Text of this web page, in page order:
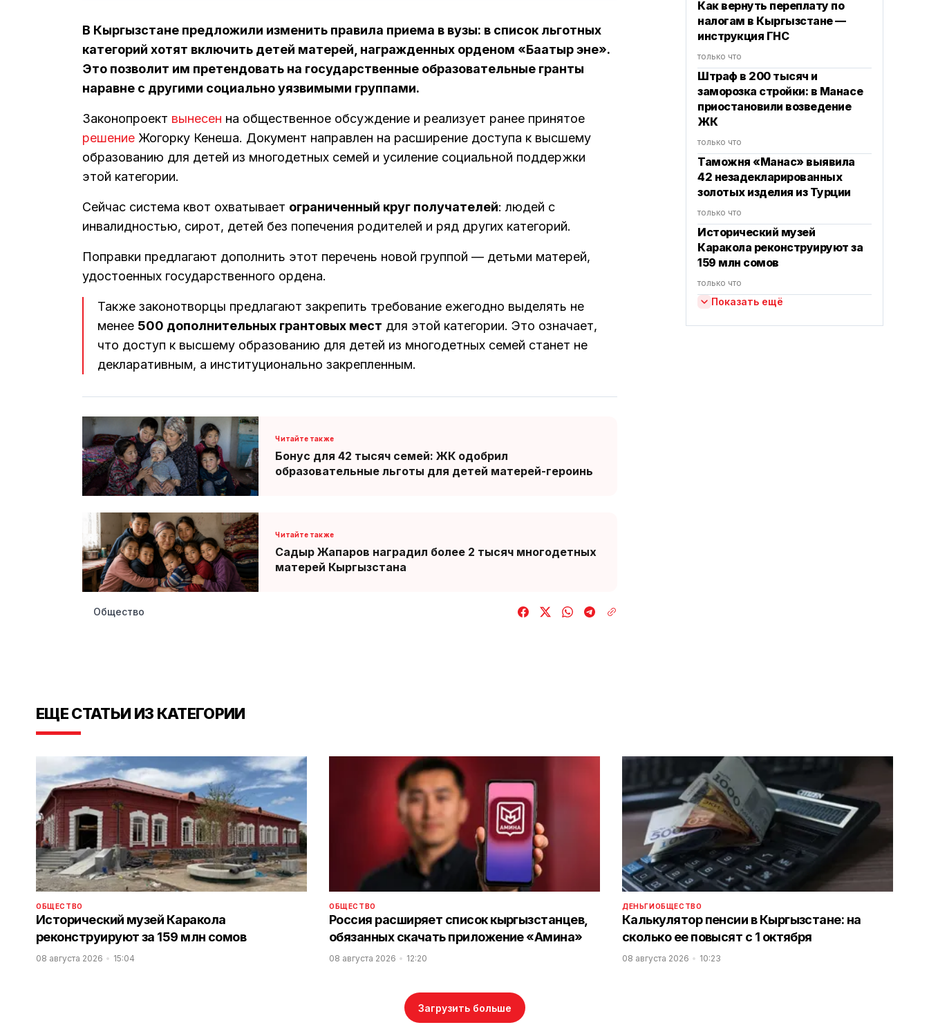
В Кыргызстане предложили изменить правила приема в вузы: в список льготных
категорий хотят включить детей матерей, награжденных орденом «Баатыр эне».
Это позволит им претендовать на государственные образовательные гранты
наравне с другими социально уязвимыми группами.
Законопроект вынесен на общественное обсуждение и реализует ранее принятое
решение Жогорку Кенеша. Документ направлен на расширение доступа к высшему
образованию для детей из многодетных семей и усиление социальной поддержки
этой категории.
Сейчас система квот охватывает ограниченный круг получателей: людей с
инвалидностью, сирот, детей без попечения родителей и ряд других категорий.
Поправки предлагают дополнить этот перечень новой группой — детьми матерей,
удостоенных государственного ордена.
Также законотворцы предлагают закрепить требование ежегодно выделять не
менее 500 дополнительных грантовых мест для этой категории. Это означает,
что доступ к высшему образованию для детей из многодетных семей станет не
декларативным, а институционально закрепленным.
Бонус для 42 тысяч семей: ЖК одобрил
образовательные льготы для детей матерей-героинь
Садыр Жапаров наградил более 2 тысяч многодетных
матерей Кыргызстана
Общество
Как вернуть переплату по
налогам в Кыргызстане —
инструкция ГНС
только что
Штраф в 200 тысяч и
заморозка стройки: в Манасе
приостановили возведение
ЖК
только что
Таможня «Манас» выявила
42 незадекларированных
золотых изделия из Турции
только что
Исторический музей
Каракола реконструируют за
159 млн сомов
только что
Показать ещё
ЕЩЕ СТАТЬИ ИЗ КАТЕГОРИИ
ОБЩЕСТВО
Исторический музей Каракола
реконструируют за 159 млн сомов
08 августа 2026 15:04
ОБЩЕСТВО
Россия расширяет список кыргызстанцев,
обязанных скачать приложение «Амина»
08 августа 2026 12:20
ДЕНЬГИОБЩЕСТВО
Калькулятор пенсии в Кыргызстане: на
сколько ее повысят с 1 октября
08 августа 2026 10:23
Загрузить больше